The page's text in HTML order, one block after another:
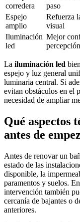
corredera
paso
Espejo
amplio
Refuerza
visual
Iluminación
led
Mejor
La iluminación led
espejo y luz general
luminaria central. Si
evitan obstáculos en el
necesidad de ampliar
Qué aspectos
antes de
Antes de renovar un
estado de las
disponible, la
paramentos y suelos.
intervención también
cercanía de bajantes o
anteriores.